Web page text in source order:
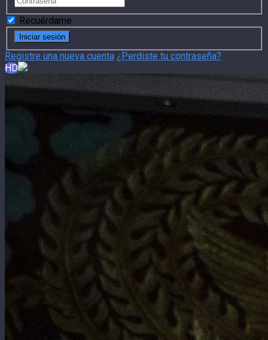
Recuérdame
Registre una nueva cuenta ¿Perdiste tu contraseña?
HD